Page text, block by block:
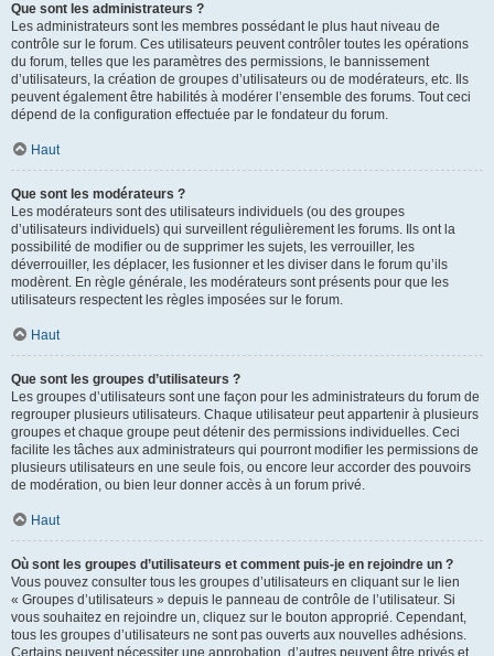
Que sont les administrateurs ?
Les administrateurs sont les membres possédant le plus haut niveau de
contrôle sur le forum. Ces utilisateurs peuvent contrôler toutes les opérations
du forum, telles que les paramètres des permissions, le bannissement
d’utilisateurs, la création de groupes d’utilisateurs ou de modérateurs, etc. Ils
peuvent également être habilités à modérer l’ensemble des forums. Tout ceci
dépend de la configuration effectuée par le fondateur du forum.
Haut
Que sont les modérateurs ?
Les modérateurs sont des utilisateurs individuels (ou des groupes
d’utilisateurs individuels) qui surveillent régulièrement les forums. Ils ont la
possibilité de modifier ou de supprimer les sujets, les verrouiller, les
déverrouiller, les déplacer, les fusionner et les diviser dans le forum qu’ils
modèrent. En règle générale, les modérateurs sont présents pour que les
utilisateurs respectent les règles imposées sur le forum.
Haut
Que sont les groupes d’utilisateurs ?
Les groupes d’utilisateurs sont une façon pour les administrateurs du forum de
regrouper plusieurs utilisateurs. Chaque utilisateur peut appartenir à plusieurs
groupes et chaque groupe peut détenir des permissions individuelles. Ceci
facilite les tâches aux administrateurs qui pourront modifier les permissions de
plusieurs utilisateurs en une seule fois, ou encore leur accorder des pouvoirs
de modération, ou bien leur donner accès à un forum privé.
Haut
Où sont les groupes d’utilisateurs et comment puis-je en rejoindre un ?
Vous pouvez consulter tous les groupes d’utilisateurs en cliquant sur le lien
« Groupes d’utilisateurs » depuis le panneau de contrôle de l’utilisateur. Si
vous souhaitez en rejoindre un, cliquez sur le bouton approprié. Cependant,
tous les groupes d’utilisateurs ne sont pas ouverts aux nouvelles adhésions.